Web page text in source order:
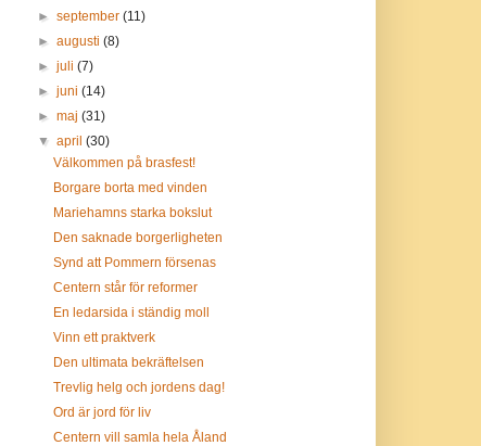
► september (11)
► augusti (8)
► juli (7)
► juni (14)
► maj (31)
▼ april (30)
Välkommen på brasfest!
Borgare borta med vinden
Mariehamns starka bokslut
Den saknade borgerligheten
Synd att Pommern försenas
Centern står för reformer
En ledarsida i ständig moll
Vinn ett praktverk
Den ultimata bekräftelsen
Trevlig helg och jordens dag!
Ord är jord för liv
Centern vill samla hela Åland